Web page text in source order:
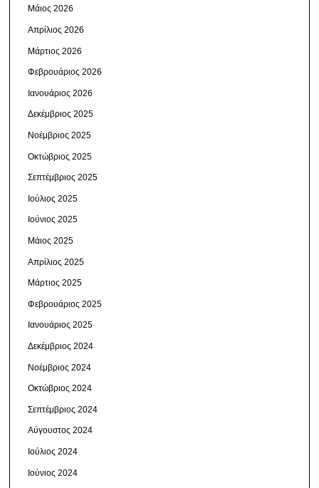
Μάιος 2026
Απρίλιος 2026
Μάρτιος 2026
Φεβρουάριος 2026
Ιανουάριος 2026
Δεκέμβριος 2025
Νοέμβριος 2025
Οκτώβριος 2025
Σεπτέμβριος 2025
Ιούλιος 2025
Ιούνιος 2025
Μάιος 2025
Απρίλιος 2025
Μάρτιος 2025
Φεβρουάριος 2025
Ιανουάριος 2025
Δεκέμβριος 2024
Νοέμβριος 2024
Οκτώβριος 2024
Σεπτέμβριος 2024
Αύγουστος 2024
Ιούλιος 2024
Ιούνιος 2024